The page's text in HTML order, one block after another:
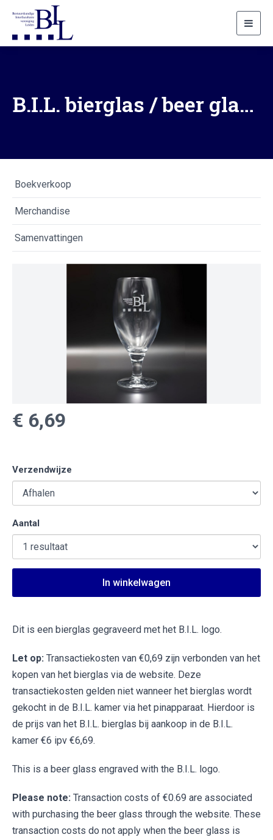
B.I.L. bierglas / beer glass
Boekverkoop
Merchandise
Samenvattingen
€ 6,69
Verzendwijze
Aantal
In winkelwagen
Dit is een bierglas gegraveerd met het B.I.L. logo.
Let op: Transactiekosten van €0,69 zijn verbonden van het
kopen van het bierglas via de website. Deze
transactiekosten gelden niet wanneer het bierglas wordt
gekocht in de B.I.L. kamer via het pinapparaat. Hierdoor is
de prijs van het B.I.L. bierglas bij aankoop in de B.I.L.
kamer €6 ipv €6,69.
This is a beer glass engraved with the B.I.L. logo.
Please note: Transaction costs of €0.69 are associated
with purchasing the beer glass through the website. These
transaction costs do not apply when the beer glass is